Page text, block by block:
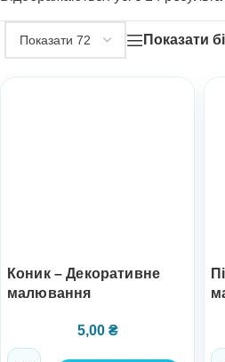
Показати
Коник – Декоративне
малювання
5,00 ₴